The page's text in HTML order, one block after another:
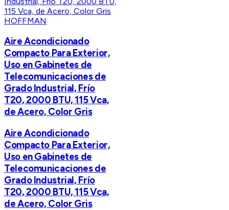
HOFFMAN
Aire Acondicionado
Compacto Para Exterior,
Uso en Gabinetes de
Telecomunicaciones de
Grado Industrial, Frío
T20, 2000 BTU, 115 Vca,
de Acero, Color Gris
Aire Acondicionado
Compacto Para Exterior,
Uso en Gabinetes de
Telecomunicaciones de
Grado Industrial, Frío
T20, 2000 BTU, 115 Vca,
de Acero, Color Gris